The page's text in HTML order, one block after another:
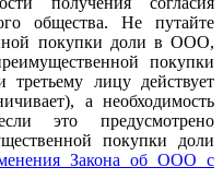
общества. Не путайте
покупки доли в ООО,
покупки
лицу действует
а необходимость
это предусмотрено
покупки доли
Закона об ООО с